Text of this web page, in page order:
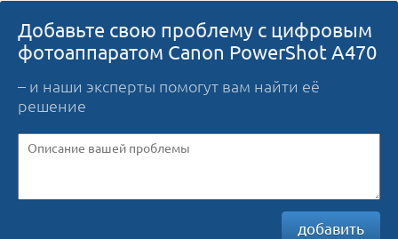
Добавьте свою проблему с цифровым
фотоаппаратом Canon PowerShot A470
– и наши эксперты помогут вам найти её
решение
добавить